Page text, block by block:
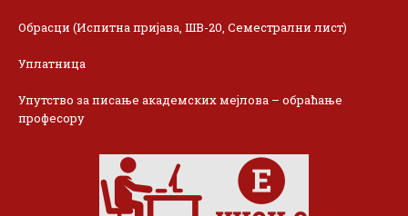
Обрасци (Испитна пријава, ШВ-20, Семестрални лист)
Уплатница
Упутство за писање академских мејлова – обраћање
професору